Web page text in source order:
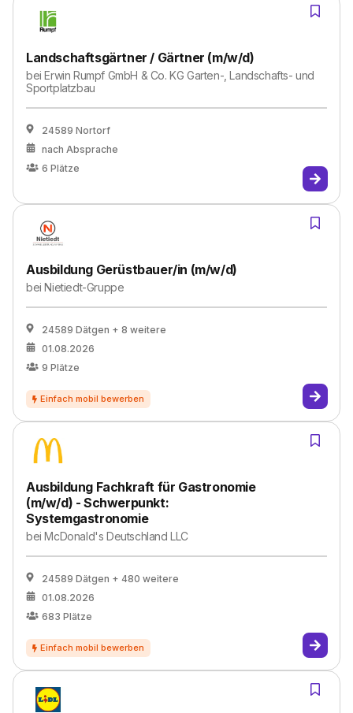
Landschaftsgärtner / Gärtner (m/w/d)
beiErwin Rumpf GmbH & Co. KG Garten-, Landschafts- und
Sportplatzbau
24589 Nortorf
nach Absprache
6 Plätze
Ausbildung Gerüstbauer/in (m/w/d)
beiNietiedt-Gruppe
24589 Dätgen + 8 weitere
01.08.2026
9 Plätze
Ausbildung Fachkraft für Gastronomie
(m/w/d) - Schwerpunkt:
Systemgastronomie
beiMcDonald's Deutschland LLC
24589 Dätgen + 480 weitere
01.08.2026
683 Plätze